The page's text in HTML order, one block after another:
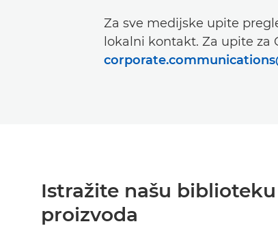
Za sve medijske upite
lokalni kontakt. Za upite za
Istražite našu
proizvoda